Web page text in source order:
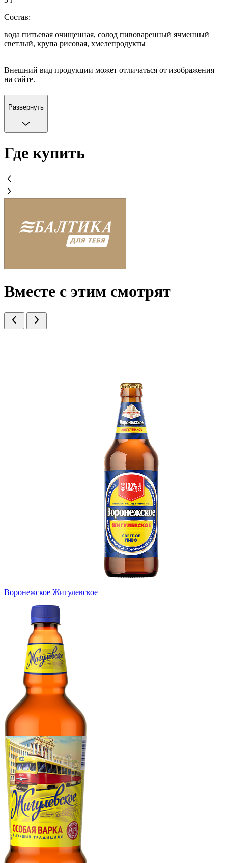
Состав:
вода питьевая очищенная, солод пивоваренный ячменный
светлый, крупа рисовая, хмелепродукты
Внешний вид продукции может отличаться от изображения
на сайте.
Развернуть
Где купить
Вместе с этим смотрят
Воронежское Жигулевское